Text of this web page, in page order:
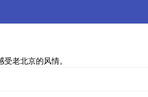
老北京的风情。